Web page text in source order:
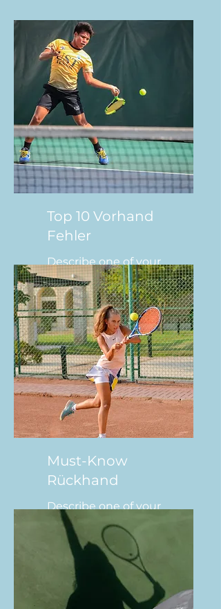
Top 10 Vorhand
Fehler
Describe one of your
services
Must-Know
Rückhand
Describe one of your
services